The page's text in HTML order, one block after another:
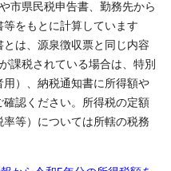
市県民税申告書、勤務先から
をもとに計算しています
とは、源泉徴収票と同じ内容
課税されている場合は、特別
）、納税通知書に所得額や
認ください。所得税の定額
等）については所轄の税務